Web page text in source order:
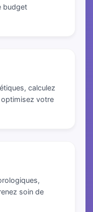
budget
calculez
votre
soin de